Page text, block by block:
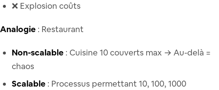
❌ Explosion coûts
Analogie : Restaurant
Non-scalable : Cuisine 10 couverts max → Au-delà =
chaos
Scalable : Processus permettant 10, 100, 1000